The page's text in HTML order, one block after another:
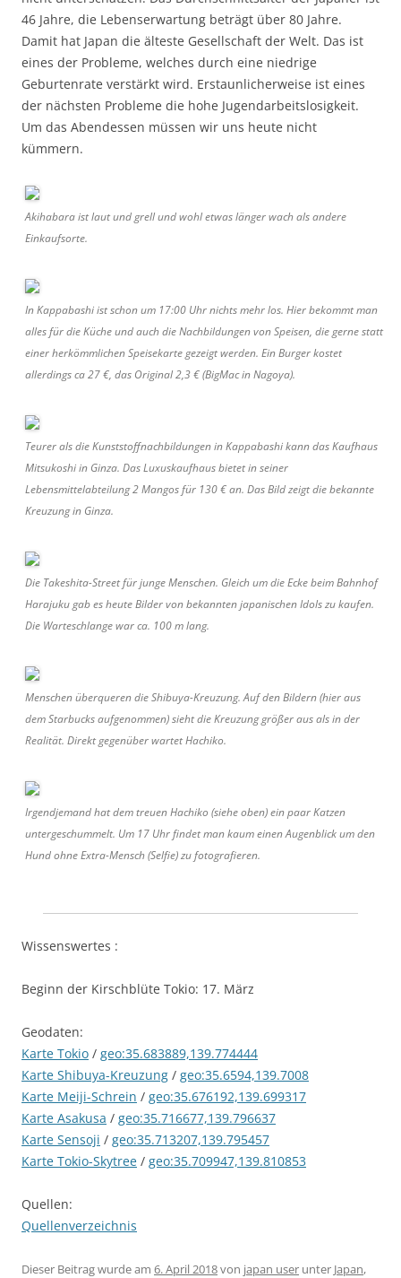
46 Jahre, die Lebenserwartung beträgt über 80 Jahre.
Damit hat Japan die älteste Gesellschaft der Welt. Das ist
eines der Probleme, welches durch eine niedrige
Geburtenrate verstärkt wird. Erstaunlicherweise ist eines
der nächsten Probleme die hohe Jugendarbeitslosigkeit.
Um das Abendessen müssen wir uns heute nicht
kümmern.
Akihabara ist laut und grell und wohl etwas länger wach als andere
Einkaufsorte.
In Kappabashi ist schon um 17:00 Uhr nichts mehr los. Hier bekommt man
alles für die Küche und auch die Nachbildungen von Speisen, die gerne statt
einer herkömmlichen Speisekarte gezeigt werden. Ein Burger kostet
allerdings ca 27 €, das Original 2,3 € (BigMac in Nagoya).
Teurer als die Kunststoffnachbildungen in Kappabashi kann das Kaufhaus
Mitsukoshi in Ginza. Das Luxuskaufhaus bietet in seiner
Lebensmittelabteilung 2 Mangos für 130 € an. Das Bild zeigt die bekannte
Kreuzung in Ginza.
Die Takeshita-Street für junge Menschen. Gleich um die Ecke beim Bahnhof
Harajuku gab es heute Bilder von bekannten japanischen Idols zu kaufen.
Die Warteschlange war ca. 100 m lang.
Menschen überqueren die Shibuya-Kreuzung. Auf den Bildern (hier aus
dem Starbucks aufgenommen) sieht die Kreuzung größer aus als in der
Realität. Direkt gegenüber wartet Hachiko.
Irgendjemand hat dem treuen Hachiko (siehe oben) ein paar Katzen
untergeschummelt. Um 17 Uhr findet man kaum einen Augenblick um den
Hund ohne Extra-Mensch (Selfie) zu fotografieren.
Wissenswertes :
Beginn der Kirschblüte Tokio: 17. März
Geodaten:
Karte Tokio / geo:35.683889,139.774444
Karte Shibuya-Kreuzung / geo:35.6594,139.7008
Karte Meiji-Schrein / geo:35.676192,139.699317
Karte Asakusa / geo:35.716677,139.796637
Karte Sensoji / geo:35.713207,139.795457
Karte Tokio-Skytree / geo:35.709947,139.810853
Quellen:
Quellenverzeichnis
Dieser Beitrag wurde am 6. April 2018von japan user unter Japan,